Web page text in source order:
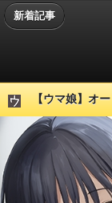
新着記事
【ウマ娘】オ